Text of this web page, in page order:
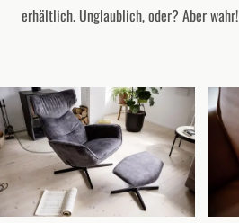
erhältlich. Unglaublich, oder? Aber wahr!